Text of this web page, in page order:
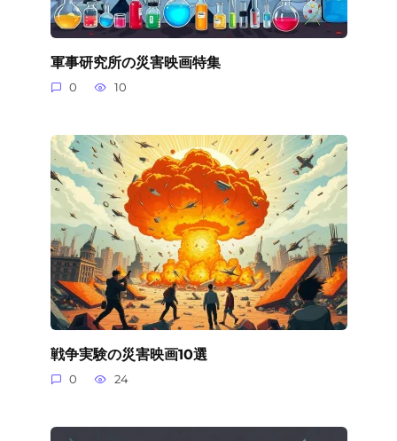
軍事研究所の災害映画特集
0 10
戦争実験の災害映画10選
0 24